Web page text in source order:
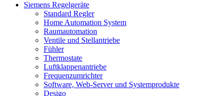
Siemens Regelgeräte
Standard Regler
Home Automation System
Raumautomation
Ventile und Stellantriebe
Fühler
Thermostate
Luftklappenantriebe
Frequenzumrichter
Software, Web-Server und Systemprodukte
Desigo